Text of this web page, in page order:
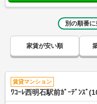
別の順番
家賃が安い順
賃貸マンション
ﾜｺｰﾚ西明石駅前ｶﾞｰﾃﾞﾝｽﾞ